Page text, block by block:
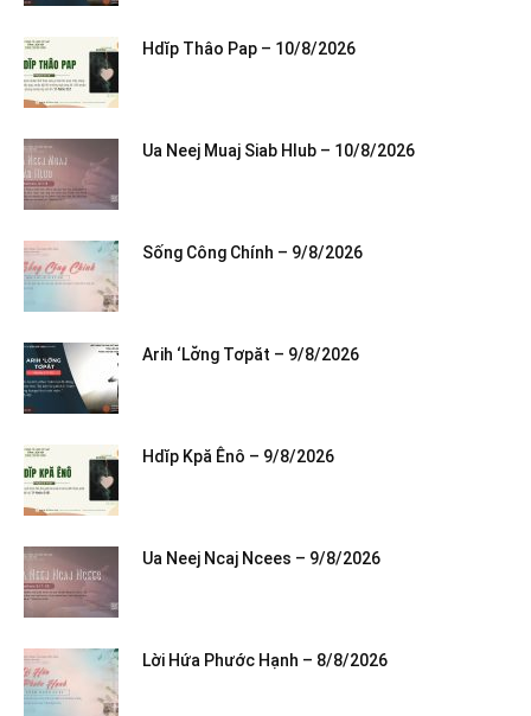
Hdĭp Thâo Pap – 10/8/2026
Ua Neej Muaj Siab Hlub – 10/8/2026
Sống Công Chính – 9/8/2026
Arih ‘Lơ̆ng Tơpăt – 9/8/2026
Hdĭp Kpă Ênô – 9/8/2026
Ua Neej Ncaj Ncees – 9/8/2026
Lời Hứa Phước Hạnh – 8/8/2026